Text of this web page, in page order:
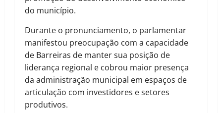
do município.
Durante o pronunciamento, o parlamentar
manifestou preocupação com a capacidade
de Barreiras de manter sua posição de
liderança regional e cobrou maior presença
da administração municipal em espaços de
articulação com investidores e setores
produtivos.